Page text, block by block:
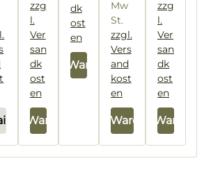
zzg
l.
Ver
san
dk
ost
en
Warenkorb
dk
ost
en
In den Warenkorb
Mw
St.
zzgl.
Vers
and
kost
en
In den Warenkorb
zzg
l.
Ver
san
dk
ost
en
In den